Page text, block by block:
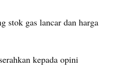
stok gas lancar dan harga
kepada opini